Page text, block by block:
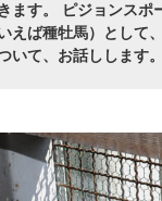
ます。 ピジョンス
ば種牡馬）として
て、お話しします。